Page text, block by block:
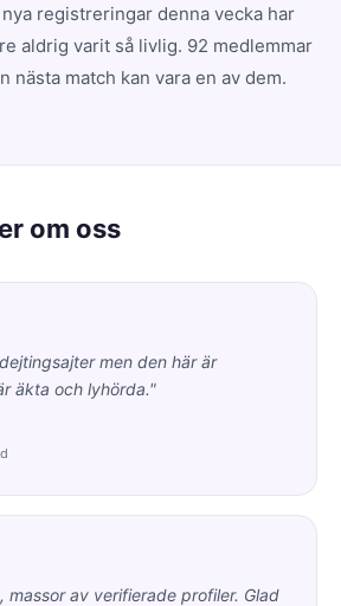
registreringar denna vecka har
aldrig varit så livlig. 92 medlemmar
match kan vara en av dem.
om oss
men den här är
äkta och lyhörda."
massor av verifierade profiler. Glad